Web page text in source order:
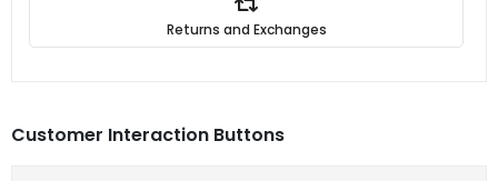
Returns and Exchanges
Customer Interaction Buttons